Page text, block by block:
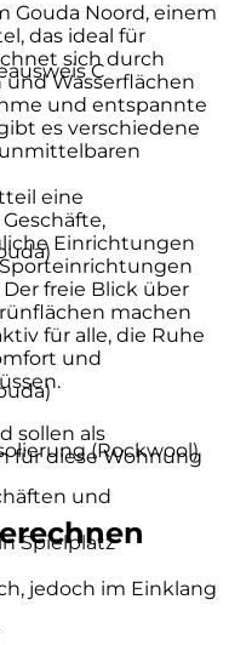
Gouda Noord, einem
das ideal für
sich durch
und Wasserflächen
und entspannte
es verschiedene
eine
Einrichtungen
freie Blick über
machen
für alle, die Ruhe
und
(Rockwool)
und
Spielplatz
jedoch im Einklang
C
sollen als
für diese Wohnung